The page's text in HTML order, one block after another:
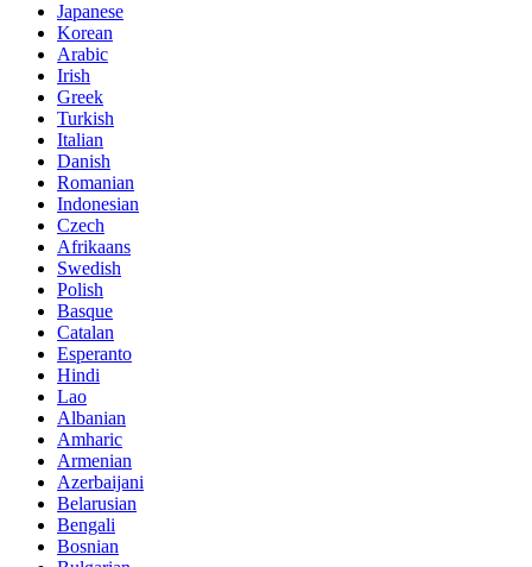
Japanese
Korean
Arabic
Irish
Greek
Turkish
Italian
Danish
Romanian
Indonesian
Czech
Afrikaans
Swedish
Polish
Basque
Catalan
Esperanto
Hindi
Lao
Albanian
Amharic
Armenian
Azerbaijani
Belarusian
Bengali
Bosnian